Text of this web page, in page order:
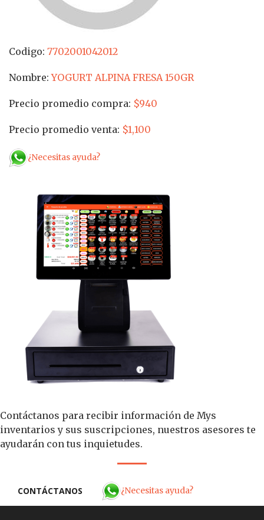
Codigo: 7702001042012
Nombre: YOGURT ALPINA FRESA 150GR
Precio promedio compra: $940
Precio promedio venta: $1,100
¿Necesitas ayuda?
Contáctanos para recibir información de Mys
inventarios y sus suscripciones, nuestros asesores te
ayudarán con tus inquietudes.
CONTÁCTANOS ¿Necesitas ayuda?